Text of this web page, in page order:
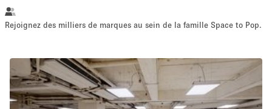
Vente au
détail
Showroom Événement Art Alimentation
Rejoignez des milliers de marques au sein de la famille Space to Pop.